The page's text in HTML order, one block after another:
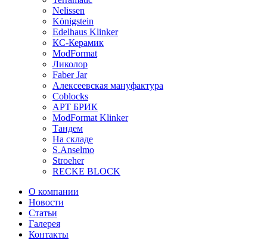
Nelissen
Königstein
Edelhaus Klinker
КС-Керамик
ModFormat
Ликолор
Faber Jar
Алексеевская мануфактура
Coblocks
АРТ БРИК
ModFormat Klinker
Тандем
На складе
S.Anselmo
Stroeher
RECKE BLOCK
О компании
Новости
Статьи
Галерея
Контакты